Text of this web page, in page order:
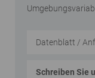
Datenblatt /
Schreiben Sie